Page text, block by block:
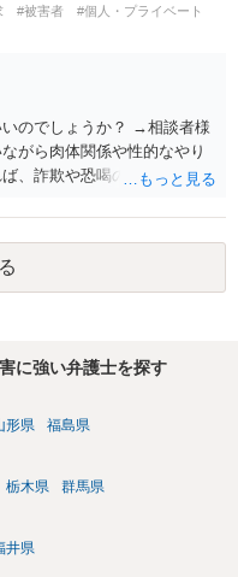
#被害者 #個人・プライベート
いのでしょうか？ →相談者様
がら肉体関係や性的なやり
、詐欺や恐喝の可能性が高
に強い弁護士を探す
形県 福島県
栃木県 群馬県
井県